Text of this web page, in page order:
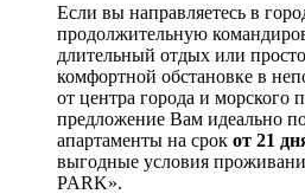
Если вы направляетесь в
продолжительную
длительный отдых или
комфортной обстановке в
от центра города и морского
предложение Вам идеально
апартаменты на срок от 21
выгодные условия
PARK».